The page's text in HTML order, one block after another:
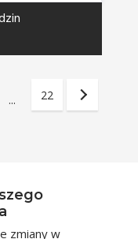
... 22
zmiany w